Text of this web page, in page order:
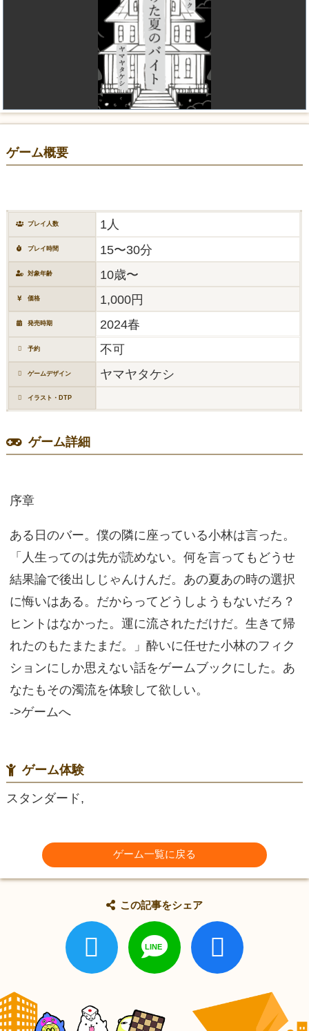
ゲーム概要
プレイ人数 1人
プレイ時間 15〜30分
対象年齢 10歳〜
価格 1,000円
発売時期 2024春
予約 不可
ゲームデザイン ヤマヤタケシ
イラスト・DTP
ゲーム詳細
序章
ある日のバー。僕の隣に座っている小林は言った。
「人生ってのは先が読めない。何を言ってもどうせ
結果論で後出しじゃんけんだ。あの夏あの時の選択
に悔いはある。だからってどうしようもないだろ？
ヒントはなかった。運に流されただけだ。生きて帰
れたのもたまたまだ。」酔いに任せた小林のフィク
ションにしか思えない話をゲームブックにした。あ
なたもその濁流を体験して欲しい。
->ゲームへ
ゲーム体験
スタンダード,
ゲーム一覧に戻る
この記事をシェア